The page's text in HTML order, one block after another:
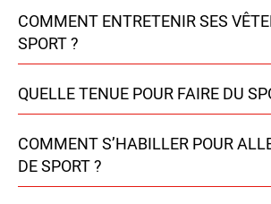
COMMENT ENTRETENIR SES
SPORT ?
QUELLE TENUE POUR FAIRE DU
COMMENT S’HABILLER POUR
DE SPORT ?